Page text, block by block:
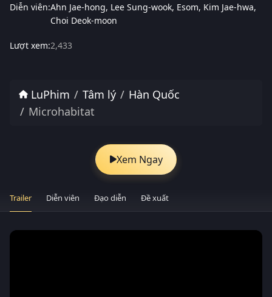
Diễn viên:Ahn Jae-hong Lee Sung-wook Esom Kim Jae-hwa
Choi Deok-moon
Lượt xem:2,433
LuPhim Tâm lý
Hàn Quốc
Microhabitat
Xem Ngay
Trailer Diễn viên Đạo diễn Đề xuất